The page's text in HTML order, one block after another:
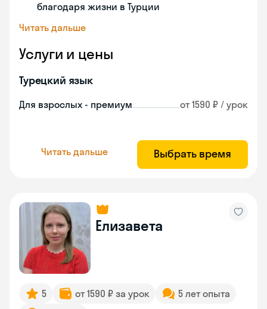
благодаря жизни в Турции
Читать дальше
Услуги и цены
Турецкий язык
Для взрослых - премиум от 1590 ₽ / урок
Читать дальше Выбрать время
Елизавета
5 от 1590 ₽ за урок
5 лет опыта